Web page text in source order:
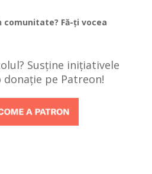
Fă-ți vocea
Susține inițiativele
pe Patreon!